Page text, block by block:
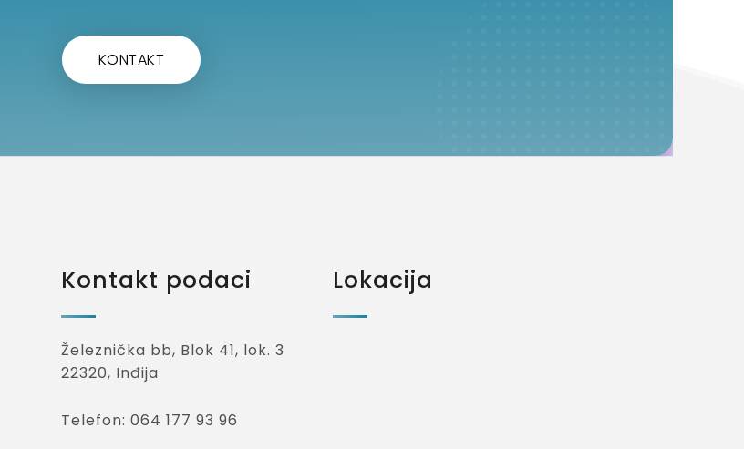
KONTAKT
Kontakt podaci
Železnička bb, Blok 41, lok. 3
22320, Inđija
Telefon: 064 177 93 96
Lokacija